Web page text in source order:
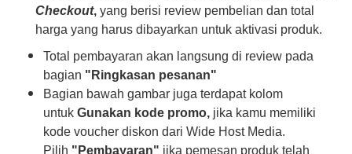
Checkout, yang berisi review pembelian dan total
harga yang harus dibayarkan untuk aktivasi produk.
Total pembayaran akan langsung di review pada
bagian "Ringkasan pesanan"
Bagian bawah gambar juga terdapat kolom
untuk Gunakan kode promo, jika kamu memiliki
kode voucher diskon dari Wide Host Media.
Pilih "Pembayaran" jika pemesan produk telah